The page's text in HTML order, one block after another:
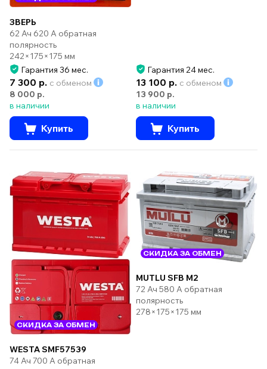
ЗВЕРЬ
62 Ач 620 А обратная
полярность
242×175×175 мм
Гарантия 36 мес.
7 300 р. с обменом
8 000 р.
в наличии
Купить
Гарантия 24 мес.
13 100 р. с обменом
13 900 р.
в наличии
Купить
СКИДКА ЗА ОБМЕН
WESTA SMF57539
74 Ач 700 А обратная
СКИДКА ЗА ОБМЕН
MUTLU SFB M2
72 Ач 580 А обратная
полярность
278×175×175 мм